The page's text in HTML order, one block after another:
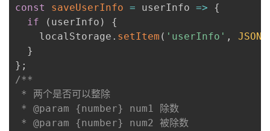
const
saveUserInfo = userInfo =>
{
if
( userInfo )
{
    localStorage
. setItem ( 'userInfo' , JSON
}
} ;
/**
* 两个是否可以整除
* @param {number} num1 除数
* @param {number} num2 被除数